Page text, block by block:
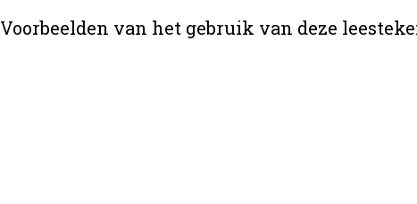
Voorbeelden van het gebruik van deze